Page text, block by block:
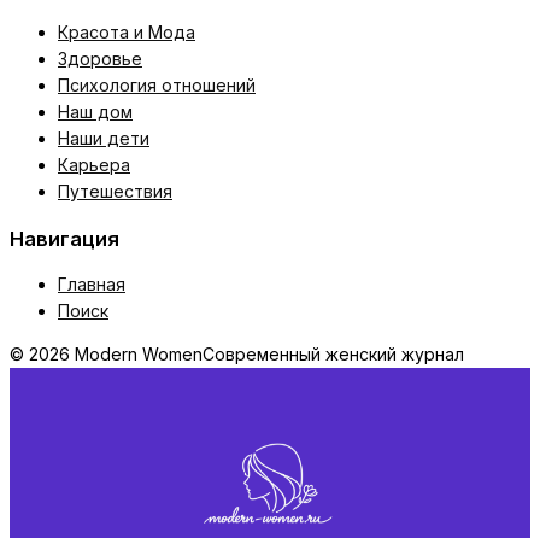
Красота и Мода
Здоровье
Психология отношений
Наш дом
Наши дети
Карьера
Путешествия
Навигация
Главная
Поиск
© 2026 Modern WomenСовременный женский журнал